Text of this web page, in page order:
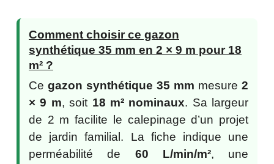
Comment choisir ce gazon
synthétique 35 mm en 2 × 9 m pour 18
m² ?
Ce gazon synthétique 35 mm mesure 2
× 9 m, soit 18 m² nominaux. Sa largeur
de 2 m facilite le calepinage d’un projet
de jardin familial. La fiche indique une
perméabilité de 60 L/min/m², une